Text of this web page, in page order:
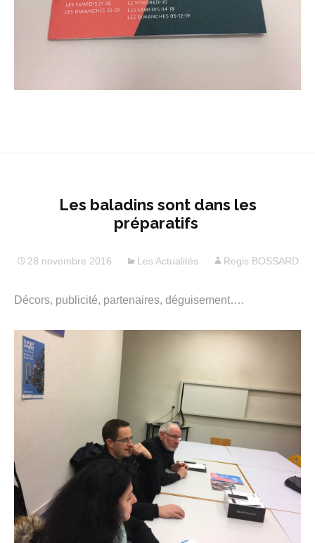
Les baladins sont dans les
préparatifs
28 novembre 2016 Les Actualités Regis BOSSARD
Décors, publicité, partenaires, déguisement….